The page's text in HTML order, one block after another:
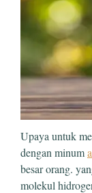
Upaya untuk
dengan minum
besar orang.
molekul